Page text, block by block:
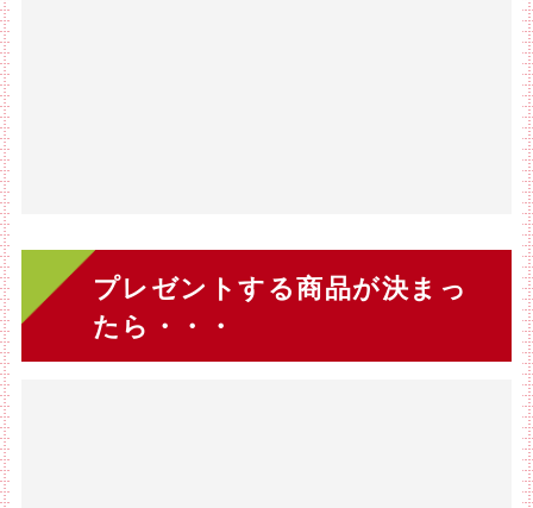
プレゼントする商品が決まっ
たら・・・